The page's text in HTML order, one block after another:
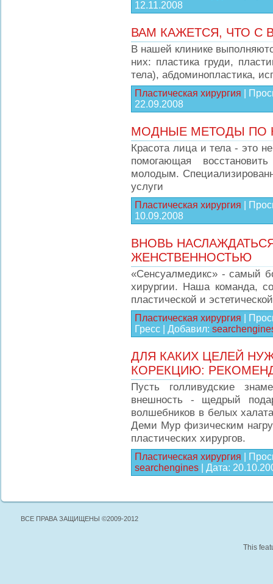
12.11.2008
ВАМ КАЖЕТСЯ, ЧТО С
В нашей клинике
них: пластика груди,
тела), абдоминопластика,
Пластическая хирургия
22.09.2008
МОДНЫЕ МЕТОДЫ ПО
Красота лица и тела - это
помогающая
молодым.
услуги
Пластическая хирургия
10.09.2008
ВНОВЬ
ЖЕНСТВЕННОСТЬЮ
«Сенсуалмедикс» - самый
хирургии. Наша команда,
пластической и
Пластическая хирургия
Гресс
Добавил:
ДЛЯ КАКИХ ЦЕЛЕЙ
КОРЕКЦИЮ:
Пусть голливудские
внешность - щедрый
волшебников в белых
Деми Мур физическим
пластических хирургов.
Пластическая хирургия
searchengines
Дата:
ВСЕ ПРАВА ЗАЩИЩЕНЫ ©2009-2012
This